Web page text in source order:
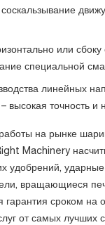
или сбоку
специальной
линейных
высокая точность и
на рынке
Machinery
удобрений,
вращающиеся
сроком на
от самых лучших